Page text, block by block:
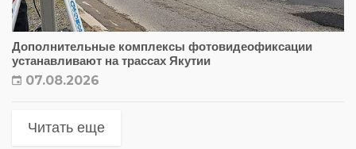
Дополнительные комплексы фотовидеофиксации
устанавливают на трассах Якутии
07.08.2026
Читать еще